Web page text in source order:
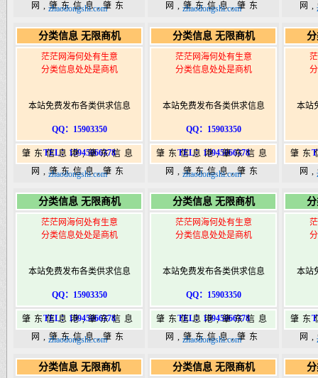
网,肇东信息,肇东
港|www.zhaodongshi.com
zhaodongshi.com
网,肇东信息,肇东
港|www.zhaodongshi.com
zhaodongshi.com
网
港
分类信息 无限商机
茫茫网海何处有生意
分类信息处处是商机
本站免费发布各类供求信息
QQ：15903350
TEL：15945066378
肇东信息港,肇东信息
网,肇东信息,肇东
港|www.zhaodongshi.com
zhaodongshi.com
分类信息 无限商机
茫茫网海何处有生意
分类信息处处是商机
本站免费发布各类供求信息
QQ：15903350
TEL：15945066378
肇东信息港,肇东信息
网,肇东信息,肇东
港|www.zhaodongshi.com
zhaodongshi.com
本站
肇东
网
港
分类信息 无限商机
茫茫网海何处有生意
分类信息处处是商机
本站免费发布各类供求信息
QQ：15903350
TEL：15945066378
肇东信息港,肇东信息
网,肇东信息,肇东
港|www.zhaodongshi.com
zhaodongshi.com
分类信息 无限商机
茫茫网海何处有生意
分类信息处处是商机
本站免费发布各类供求信息
QQ：15903350
TEL：15945066378
肇东信息港,肇东信息
网,肇东信息,肇东
港|www.zhaodongshi.com
zhaodongshi.com
本站
肇东
网
港
分类信息 无限商机 分类信息 无限商机